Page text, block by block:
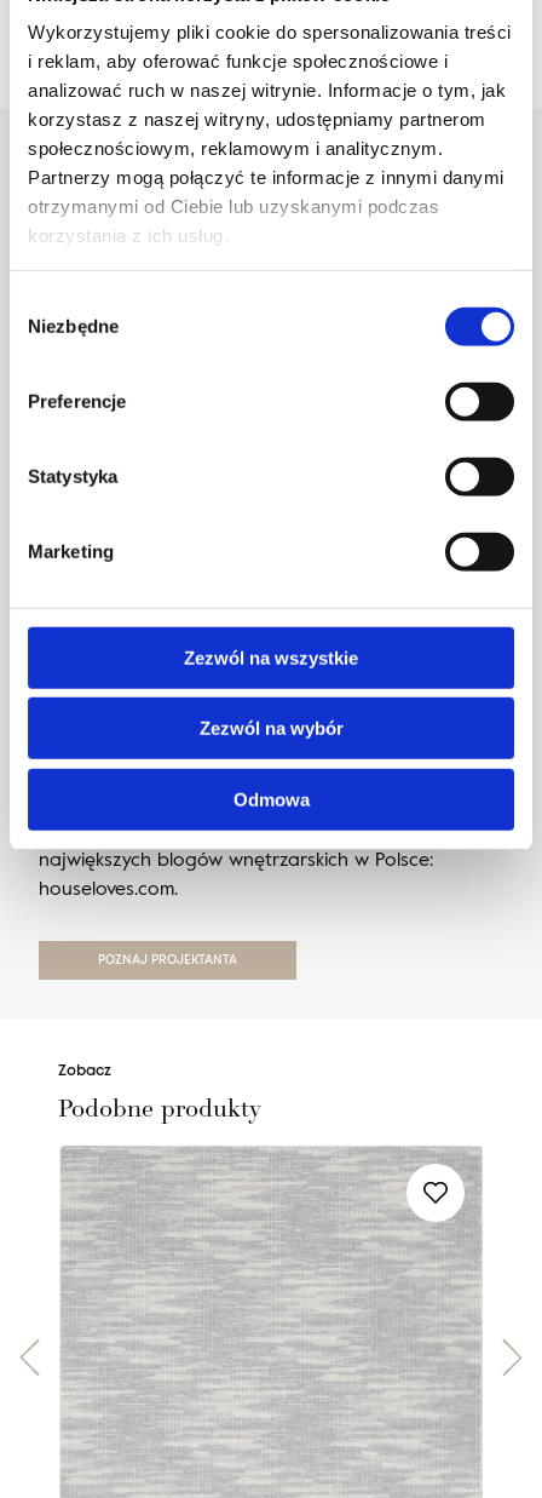
Wykorzystujemy pliki cookie do spersonalizowania treści
i reklam, aby oferować funkcje społecznościowe i
analizować ruch w naszej witrynie. Informacje o tym, jak
korzystasz z naszej witryny, udostępniamy partnerom
społecznościowym, reklamowym i analitycznym.
Partnerzy mogą połączyć te informacje z innymi danymi
otrzymanymi od Ciebie lub uzyskanymi podczas
korzystania z ich usług.
zgody
Niezbędne
Preferencje
Statystyka
Marketing
Zezwól na wszystkie
Zezwól na wybór
Odmowa
Projektant
Karolina Zagrodzka
Karolina Zagrodzka – projektantka wnętrz, blogerka
oraz influencerka. Prowadzi studio projektowania
wnętrz HOUSE LOVES, szkolenia dla początkujących
projektantów, tworzy również własne produkty do
urządzania wnętrz oraz od lat pisze jeden z
największych blogów wnętrzarskich w Polsce:
houseloves.com.
POZNAJ PROJEKTANTA
Zobacz
Podobne produkty